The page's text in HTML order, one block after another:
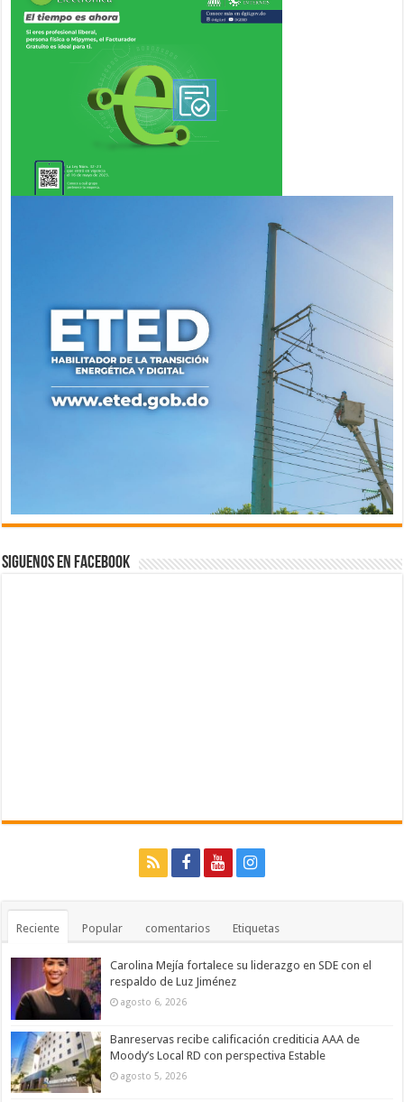
Siguenos en Facebook
Reciente Popular comentarios Etiquetas
Carolina Mejía fortalece su liderazgo en SDE con el
respaldo de Luz Jiménez
agosto 6, 2026
Banreservas recibe calificación crediticia AAA de
Moody’s Local RD con perspectiva Estable
agosto 5, 2026